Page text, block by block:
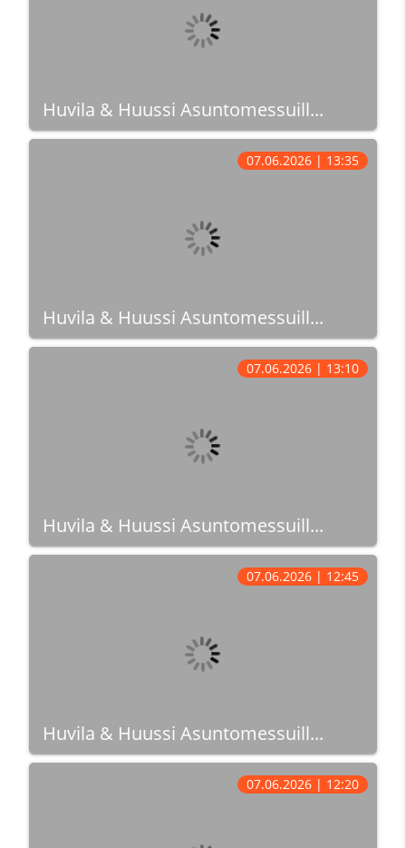
Huvila & Huussi Asuntomessuill...
Huvila & Huussi Asuntomessuill...
07.06.2026 | 13:35
Huvila & Huussi Asuntomessuill...
07.06.2026 | 13:10
Huvila & Huussi Asuntomessuill...
07.06.2026 | 12:45
07.06.2026 | 12:20